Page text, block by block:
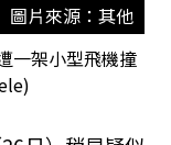
圖片來源：其他
一架小型飛機撞